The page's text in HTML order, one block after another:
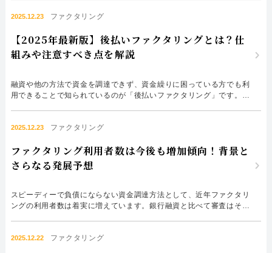
に受け取れる資金調達額を大きく左右する重要な要素です。手数料に
2025.12.23 ファクタリング
【2025年最新版】後払いファクタリングとは？仕
組みや注意すべき点を解説
融資や他の方法で資金を調達できず、資金繰りに困っている方でも利
用できることで知られているのが「後払いファクタリング」です。通
ており、まだ実態を十分に知らない方も少なくありません。 後払い
2025.12.23 ファクタリング
ファクタリング利用者数は今後も増加傾向！背景と
さらなる発展予想
スピーディーで負債にならない資金調達方法として、近年ファクタリ
ングの利用者数は着実に増えています。銀行融資と比べて審査はそれ
倒産してしまうリスクを回避できた企業も少なくありません。 ファ
2025.12.22 ファクタリング